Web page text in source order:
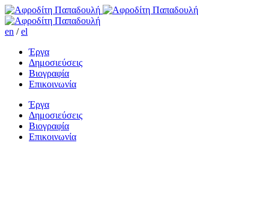
en /el
Έργα
Δημοσιεύσεις
Βιογραφία
Επικοινωνία
Έργα
Δημοσιεύσεις
Βιογραφία
Επικοινωνία